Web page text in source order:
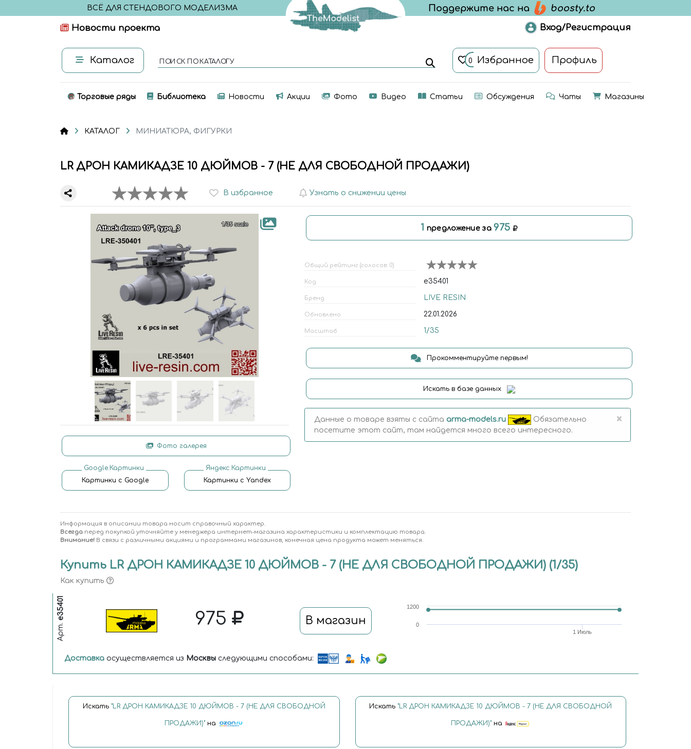
ВСЁ ДЛЯ СТЕНДОВОГО МОДЕЛИЗМА
Новости проекта Вход/Регистрация
Каталог ПОИСК ПО КАТАЛОГУ 0 Избранное Профиль
Торговые ряды Библиотека Новости Акции Фото Видео Статьи Обсуждения Чаты Магазины
КАТАЛОГ МИНИАТЮРА, ФИГУРКИ
LR ДРОН КАМИКАДЗЕ 10 ДЮЙМОВ - 7 (НЕ ДЛЯ СВОБОДНОЙ ПРОДАЖИ)
В избранное Узнать о снижении цены
Фото галерея
Google.Картинки
Картинки с Google
Яндекс.Картинки
Картинки с Yandex
1 предложение за975
Общий рейтинг (голосов: 0)
Код e35401
Бренд LIVE RESIN
Обновлено 22.01.2026
Масштаб 1/35
Прокомментируйте первым!
Искать в базе данных
Данные о товаре взяты с сайта arma-models.ru
Обязательно
посетите этот сайт, там найдется много всего интересного.
×
Информация в описании товара носит справочный характер.
Всегда перед покупкой уточняйте у менеджера интернет-магазина характеристики и комплектацию товара.
Внимание! В связи с различными акциями и программами магазинов, конечная цена продукта может меняться.
Купить LR ДРОН КАМИКАДЗЕ 10 ДЮЙМОВ - 7 (НЕ ДЛЯ СВОБОДНОЙ ПРОДАЖИ) (1/35)
Как купить
Арт.
e35401 975 В магазин
1 Июль
0
1200
Доставка осуществляется из Москвы следующими способами:
Искать "LR ДРОН КАМИКАДЗЕ 10 ДЮЙМОВ - 7 (НЕ ДЛЯ СВОБОДНОЙ
ПРОДАЖИ)"на
Искать "LR ДРОН КАМИКАДЗЕ 10 ДЮЙМОВ - 7 (НЕ ДЛЯ СВОБОДНОЙ
ПРОДАЖИ)" на